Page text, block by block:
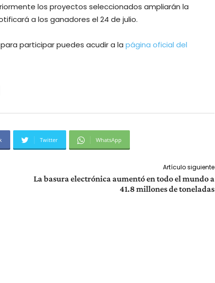
los proyectos seleccionados ampliarán la
a los ganadores el 24 de julio.
participar puedes acudir a la página oficial del
Twitter WhatsApp
Artículo siguiente
La basura electrónica aumentó en todo el mundo a
41.8 millones de toneladas